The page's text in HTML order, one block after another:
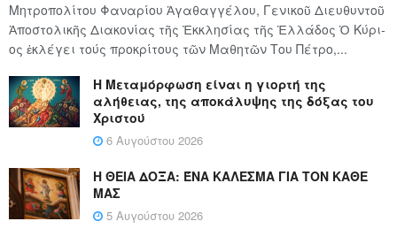
Μητροπολίτου Φαναρίου Ἀγαθαγγέλου, Γενικοῦ Διευθυντοῦ
Ἀποστολικῆς Διακονίας τῆς Ἐκκλησίας τῆς Ἑλλάδος Ὁ Κύ­ρι­
ος ἐκλέγει τούς προ­κρί­τους τῶν Μα­θη­τῶν Του Πέ­τρο,...
Η Μεταμόρφωση είναι η γιορτή της
αλήθειας, της αποκάλυψης της δόξας του
Χριστού
6 Αυγούστου 2026
Η ΘΕΙΑ ΔΟΞΑ: ΈΝΑ ΚΑΛΕΣΜΑ ΓΙΑ ΤΟΝ ΚΑΘΕ
ΜΑΣ
5 Αυγούστου 2026